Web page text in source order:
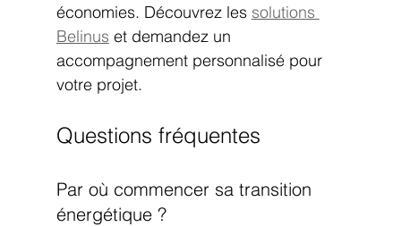
économies. Découvrez les solutions
Belinus et demandez un
accompagnement personnalisé pour
votre projet.
Questions fréquentes
Par où commencer sa transition
énergétique ?